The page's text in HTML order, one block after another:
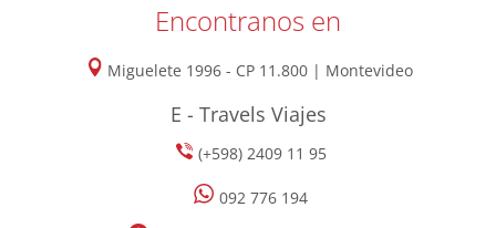
Encontranos en
Miguelete 1996 - CP 11.800 | Montevideo
E - Travels Viajes
(+598) 2409 11 95
092 776 194